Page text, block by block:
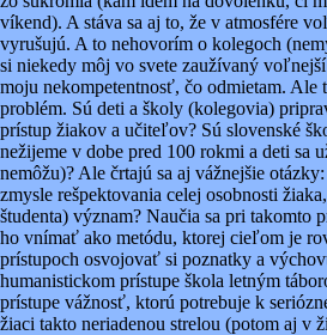
víkend). A stáva sa aj to, že v atmosfére
vyrušujú. A to nehovorím o kolegoch
si niekedy môj vo svete zaužívaný
moju nekompetentnosť, čo odmietam. Ale
problém. Sú deti a školy (kolegovia)
prístup žiakov a učiteľov? Sú slovenské
nežijeme v dobe pred 100 rokmi a deti sa
nemôžu)? Ale črtajú sa aj vážnejšie
zmysle rešpektovania celej osobnosti
študenta) význam? Naučia sa pri takomto
ho vnímať ako metódu, ktorej cieľom je
prístupoch osvojovať si poznatky a
humanistickom prístupe škola letným
prístupe vážnosť, ktorú potrebuje k
žiaci takto neriadenou strelou (potom aj v